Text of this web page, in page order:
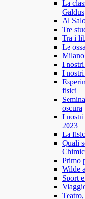
La
Galdus
Al
Tre
Tra i
Le
Milano
I nostri
I nostri
fisici
oscura
I nostri
2023
La
Quali
Primo
Wilde
Sport